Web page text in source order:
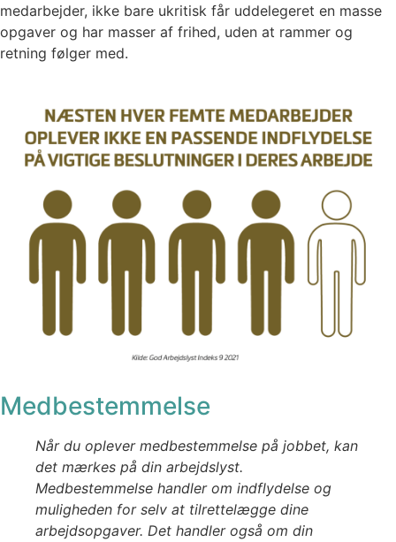
medarbejder, ikke bare ukritisk får uddelegeret en masse
opgaver og har masser af frihed, uden at rammer og
retning følger med.
Medbestemmelse
Når du oplever medbestemmelse på jobbet, kan
det mærkes på din arbejdslyst.
Medbestemmelse handler om indflydelse og
muligheden for selv at tilrettelægge dine
arbejdsopgaver. Det handler også om din